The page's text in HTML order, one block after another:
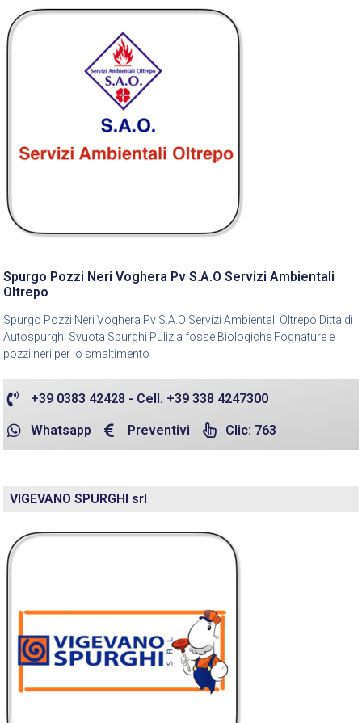
Spurgo Pozzi Neri Voghera Pv S.A.O Servizi Ambientali
Oltrepo
Spurgo Pozzi Neri Voghera Pv S.A.O Servizi Ambientali Oltrepo Ditta di
Autospurghi Svuota Spurghi Pulizia fosse Biologiche Fognature e
pozzi neri per lo smaltimento
+39 0383 42428 - Cell. +39 338 4247300
Whatsapp Preventivi Clic: 763
VIGEVANO SPURGHI srl